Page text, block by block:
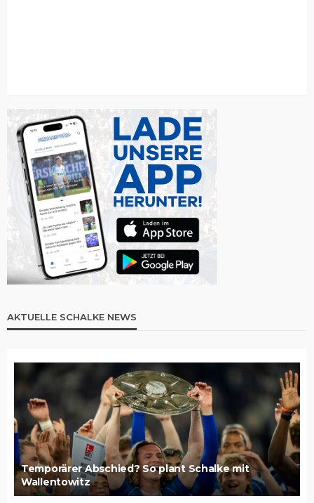
AKTUELLE SCHALKE NEWS
Temporärer Abschied? So plant Schalke mit
Wallentowitz